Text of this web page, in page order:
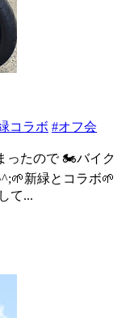
コラボ #オフ会
ったので 🏍️バイク
新緑とコラボ🌱
て...